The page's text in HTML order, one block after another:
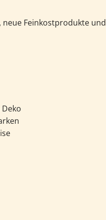
neue Feinkostprodukte und